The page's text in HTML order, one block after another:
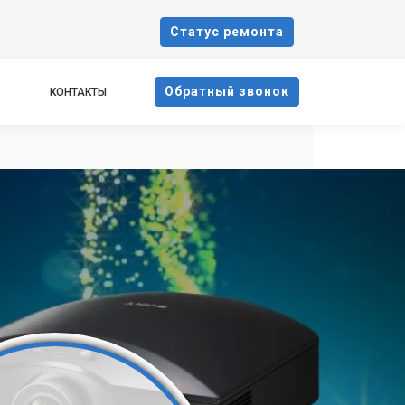
Cтатус ремонта
КОНТАКТЫ Oбратный звонок